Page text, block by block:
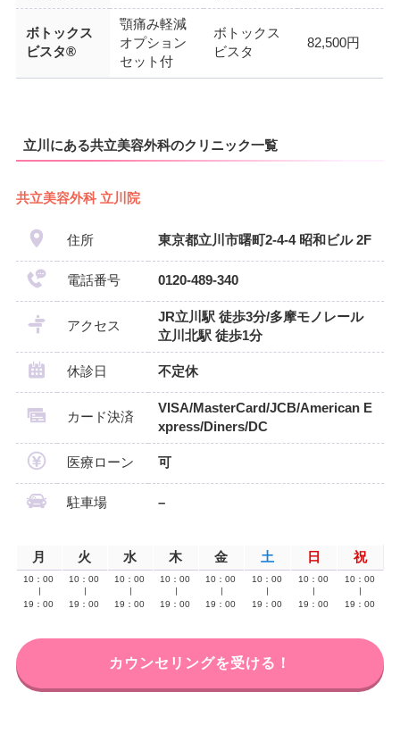
ボトックス
ビスタ®
顎痛み軽減
オプション
セット付
ボトックス
ビスタ
82,500円
立川にある共立美容外科のクリニック一覧
共立美容外科 立川院
住所 東京都立川市曙町2-4-4 昭和ビル 2F
電話番号 0120-489-340
アクセス
JR立川駅 徒歩3分/多摩モノレール
立川北駅 徒歩1分
休診日 不定休
カード決済
VISA/MasterCard/JCB/American E
xpress/Diners/DC
医療ローン 可
駐車場 –
月 火 水 木 金 土 日 祝
10：00
19：00
10：00
19：00
10：00
19：00
10：00
19：00
10：00
19：00
10：00
19：00
10：00
19：00
10：00
19：00
カウンセリングを受ける！